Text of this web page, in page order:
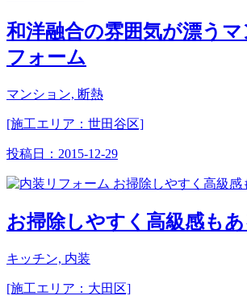
和洋融合の雰囲気が漂うマ
フォーム
マンション, 断熱
[施工エリア：世田谷区]
投稿日： 2015-12-29
お掃除しやすく高級感も
キッチン, 内装
[施工エリア：大田区]